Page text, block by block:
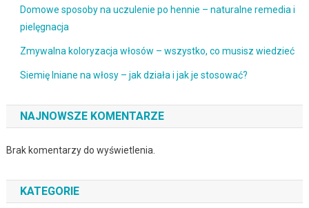
Domowe sposoby na uczulenie po hennie – naturalne remedia i
pielęgnacja
Zmywalna koloryzacja włosów – wszystko, co musisz wiedzieć
Siemię lniane na włosy – jak działa i jak je stosować?
NAJNOWSZE KOMENTARZE
Brak komentarzy do wyświetlenia.
KATEGORIE